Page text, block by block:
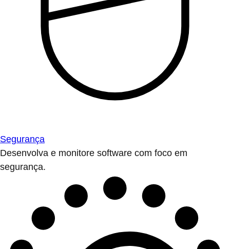
Segurança
Desenvolva e monitore software com foco em
segurança.